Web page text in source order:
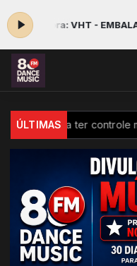
agora: VHT -
ÚLTIMAS
passa a ter controle